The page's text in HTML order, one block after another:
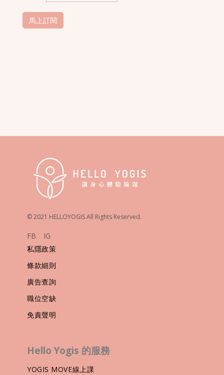
© 2021 HELLOYOGIS All Rights Reserved.
FB
IG
私隱政策
條款細則
廣告查詢
職位空缺
免責聲明
Hello Yogis 的服務
YOGIS MOVE線上課